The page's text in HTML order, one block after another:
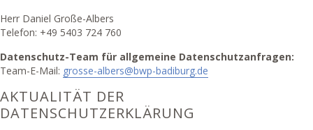
Herr Daniel Große-Albers
Telefon: +49 5403 724 760
Datenschutz-Team für allgemeine Datenschutzanfragen:
Team-E-Mail: grosse-albers@bwp-badiburg.de
AKTUALITÄT DER
DATENSCHUTZERKLÄRUNG